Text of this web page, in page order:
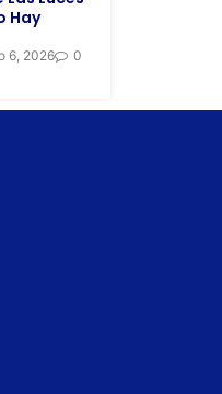
Hay
6, 2026 0